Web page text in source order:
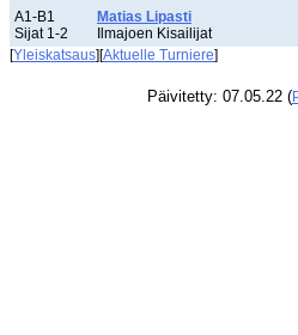
A1-B1
Sijat 1-2
Matias Lipasti
Ilmajoen Kisailijat
[Yleiskatsaus][Aktuelle Turniere]
Päivitetty: 07.05.22 (